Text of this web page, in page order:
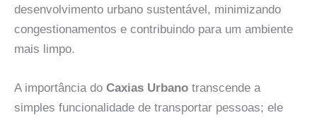
desenvolvimento urbano sustentável, minimizando
congestionamentos e contribuindo para um ambiente
mais limpo.
A importância do Caxias Urbano transcende a
simples funcionalidade de transportar pessoas; ele